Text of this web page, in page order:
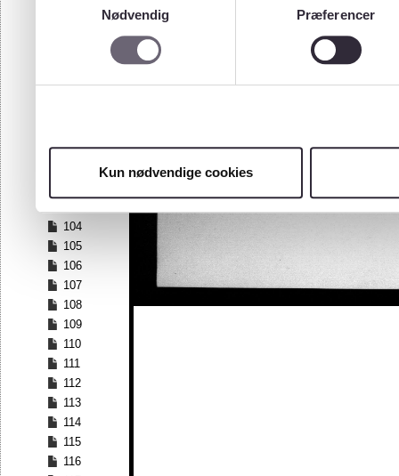
Nødvendig
Præferencer
Kun nødvendige cookies
97
100
104
105
106
107
108
109
110
111
112
113
114
115
116